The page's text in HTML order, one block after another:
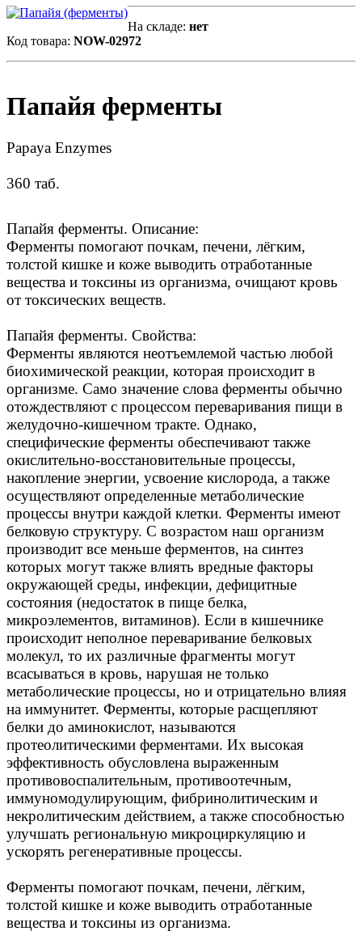
На складе: нет
Код товара: NOW-02972
Папайя ферменты
Papaya Enzymes
360 таб.
Папайя ферменты. Описание:
Ферменты помогают почкам, печени, лёгким,
толстой кишке и коже выводить отработанные
вещества и токсины из организма, очищают кровь
от токсических веществ.
Папайя ферменты. Свойства:
Ферменты являются неотъемлемой частью любой
биохимической реакции, которая происходит в
организме. Само значение слова ферменты обычно
отождествляют с процессом переваривания пищи в
желудочно-кишечном тракте. Однако,
специфические ферменты обеспечивают также
окислительно-восстановительные процессы,
накопление энергии, усвоение кислорода, а также
осуществляют определенные метаболические
процессы внутри каждой клетки. Ферменты имеют
белковую структуру. С возрастом наш организм
производит все меньше ферментов, на синтез
которых могут также влиять вредные факторы
окружающей среды, инфекции, дефицитные
состояния (недостаток в пище белка,
микроэлементов, витаминов). Если в кишечнике
происходит неполное переваривание белковых
молекул, то их различные фрагменты могут
всасываться в кровь, нарушая не только
метаболические процессы, но и отрицательно влияя
на иммунитет. Ферменты, которые расщепляют
белки до аминокислот, называются
протеолитическими ферментами. Их высокая
эффективность обусловлена выраженным
противовоспалительным, противоотечным,
иммуномодулирующим, фибринолитическим и
некролитическим действием, а также способностью
улучшать региональную микроциркуляцию и
ускорять регенеративные процессы.
Ферменты помогают почкам, печени, лёгким,
толстой кишке и коже выводить отработанные
вещества и токсины из организма.